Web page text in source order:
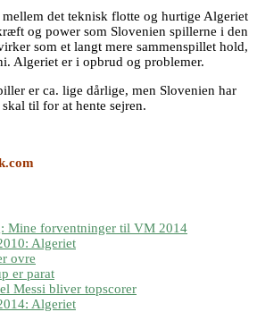
det teknisk flotte og hurtige Algeriet
og power som Slovenien spillerne i den
som et langt mere sammenspillet hold,
Algeriet er i opbrud og problemer.
er ca. lige dårlige, men Slovenien har
til for at hente sejren.
Mine forventninger til VM 2014
Algeriet
ovre
er parat
Messi bliver topscorer
Algeriet